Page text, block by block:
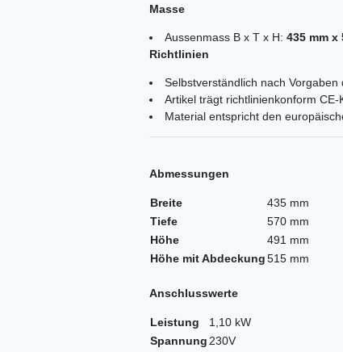
Masse
Aussenmass B x T x H: 435 mm x
Richtlinien
Selbstverständlich nach
Artikel trägt richtlinienkonform CE-
Material entspricht den
Abmessungen
Breite
435 mm
Tiefe
570 mm
Höhe
491 mm
Höhe mit Abdeckung515 mm
Anschlusswerte
Leistung
1,10 kW
Spannung230V